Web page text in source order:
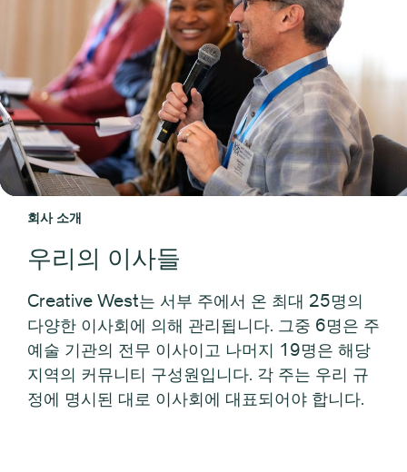
회사 소개
우리의 이사들
Creative West는 서부 주에서 온 최대 25명의
다양한 이사회에 의해 관리됩니다. 그중 6명은 주
예술 기관의 전무 이사이고 나머지 19명은 해당
지역의 커뮤니티 구성원입니다. 각 주는 우리 규
정에 명시된 대로 이사회에 대표되어야 합니다.